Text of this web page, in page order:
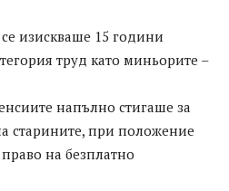
изискваше 15 години
труд като миньорите –
напълно стигаше за
старините, при положение
на безплатно